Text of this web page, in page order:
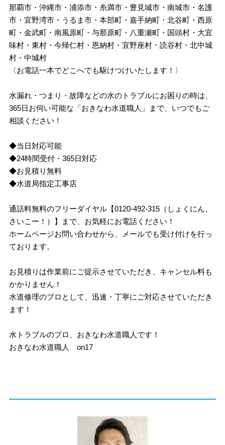
那覇市・沖縄市・浦添市・糸満市・豊見城市・南城市・名護
市・宜野湾市・うるま市・本部町・嘉手納町・北谷町・西原
町・金武町・南風原町・与那原町・八重瀬町・国頭村・大宜
味村・東村・今帰仁村・恩納村・宜野座村・読谷村・北中城
村・中城村
〈お電話一本でどこへでも駆けつけいたします！〉
水漏れ・つまり・故障などの水のトラブルにお困りの時は、
365日お伺い可能な「おきなわ水道職人」まで、いつでもご
相談ください！
◆当日対応可能
◆24時間受付・365日対応
◆お見積り無料
◆水道局指定工事店
通話料無料のフリーダイヤル【0120-492-315（しょくにん、
さいこー！）】まで、お気軽にお電話ください！
ホームページお問い合わせから、メールでも受け付けを行っ
ております。
お見積りは作業前にご提示させていただき、キャンセル料も
かかりません！
水道修理のプロとして、迅速・丁寧にご対応させていただき
ます！
水トラブルのプロ、おきなわ水道職人です！
おきなわ水道職人 on17